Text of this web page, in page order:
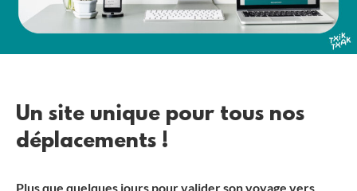
Un site unique pour tous nos
déplacements !
Plus que quelques jours pour valider son voyage vers